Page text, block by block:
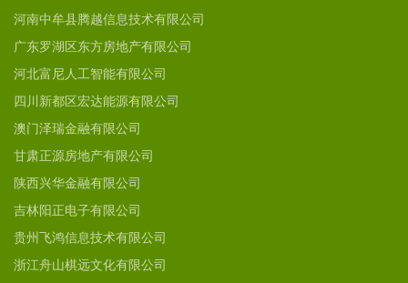
河南中牟县腾越信息技术有限公司
广东罗湖区东方房地产有限公司
河北富尼人工智能有限公司
四川新都区宏达能源有限公司
澳门泽瑞金融有限公司
甘肃正源房地产有限公司
陕西兴华金融有限公司
吉林阳正电子有限公司
贵州飞鸿信息技术有限公司
浙江舟山棋远文化有限公司